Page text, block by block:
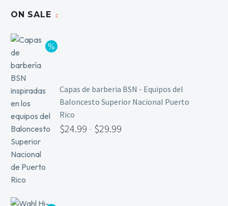
ON SALE
Capas de barberia BSN - Equipos del
Baloncesto Superior Nacional Puerto
Rico
$24.99 - $29.99